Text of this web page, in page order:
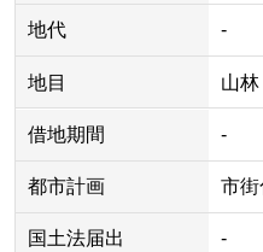
地代 -
地目 山林
借地期間 -
都市計画 市
国土法届出 -